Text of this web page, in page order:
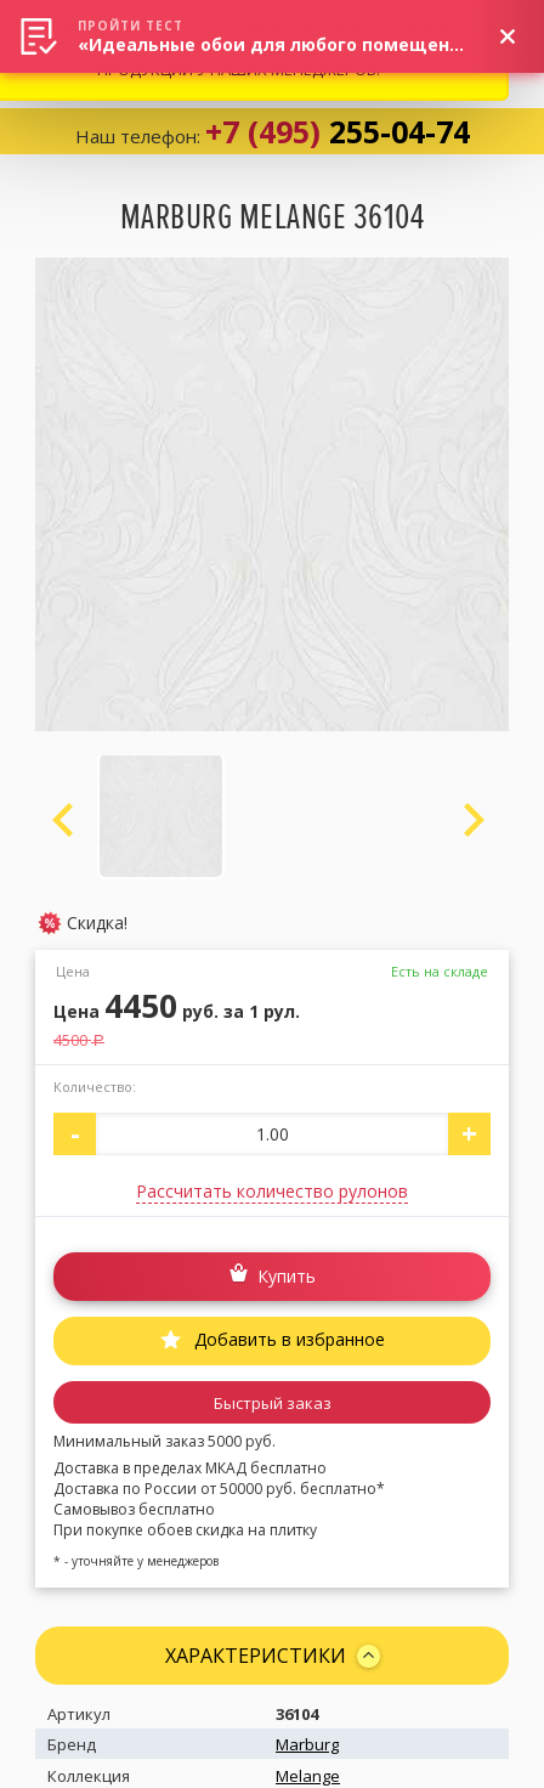
Корзина:0
Личный кабинет
(сменить город)
Заказать обратный звонок
Наш телефон: +7 (495) 255-04-74
MARBURG MELANGE 36104
Скидка!
Цена Есть на складе
Цена 4450 руб. за 1 рул.
4500a
Количество:
- +
Рассчитать количество рулонов
Купить
Добавить в избранное
Быстрый заказ
Минимальный заказ 5000 руб.
Доставка в пределах МКАД бесплатно
Доставка по России от 50000 руб. бесплатно*
Самовывоз бесплатно
При покупке обоев скидка на плитку
* - уточняйте у менеджеров
ХАРАКТЕРИСТИКИ
Артикул
36104
Бренд
Marburg
Коллекция
Melange
ВНИМАНИЕ! В СВЯЗИ С СИТУАЦИЕЙ НА РЫНКЕ, ПРОСИМ
УТОЧНЯТЬ АКТУАЛЬНУЮ СТОИМОСТЬ И НАЛИЧИЕ
ПРОДУКЦИИ У НАШИХ МЕНЕДЖЕРОВ.
ПРОЙТИ ТЕСТ
«Идеальные обои для любого помещения!»